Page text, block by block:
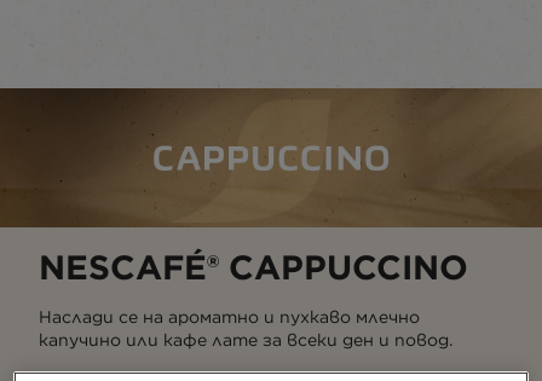
NESCAFÉ® CAPPUCCINO
Наслади се на ароматно и пухкаво млечно
капучино или кафе лате за всеки ден и повод.